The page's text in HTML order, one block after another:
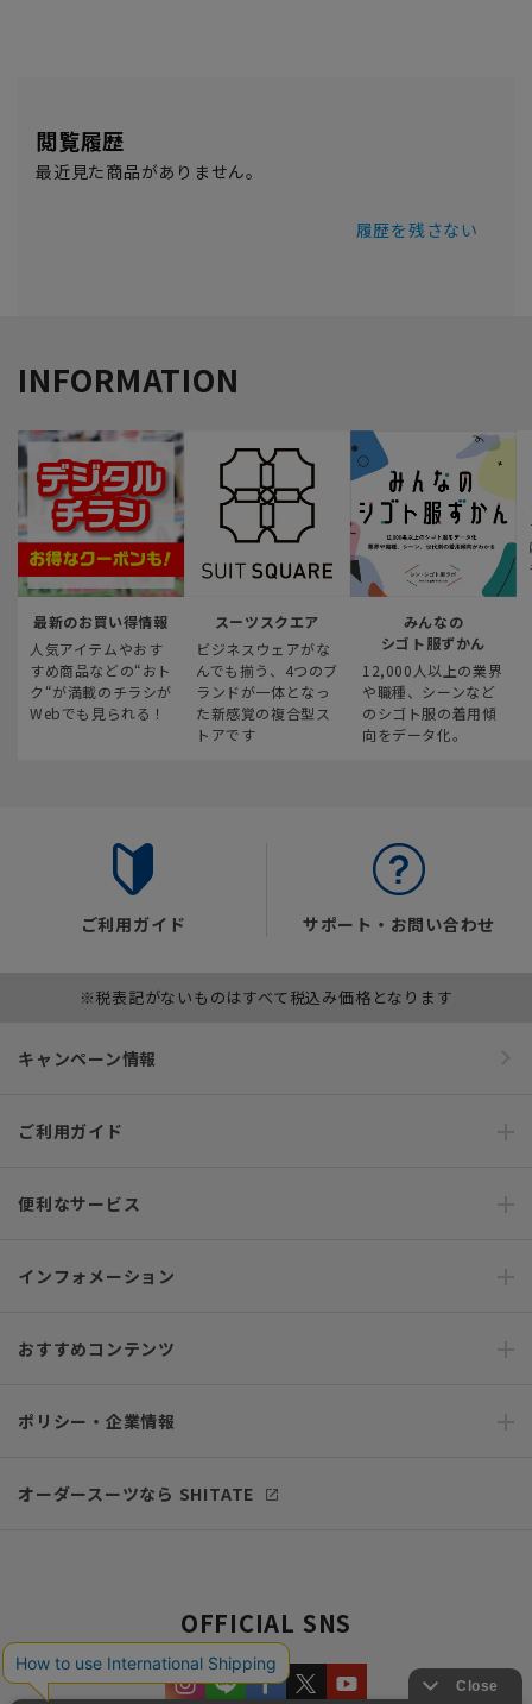
閲覧履歴
最近見た商品がありません。
履歴を残さない
INFORMATION
最新のお買い得情報
人気アイテムやおす
すめ商品などの“おト
ク“が満載のチラシが
Webでも見られる！
スーツスクエア
ビジネスウェアがな
んでも揃う、4つのブ
ランドが一体となっ
た新感覚の複合型ス
トアです
みんなの
シゴト服ずかん
12,000人以上の業界
や職種、シーンなど
のシゴト服の着用傾
向をデータ化。
ご利用ガイド サポート・お問い合わせ
※税表記がないものはすべて税込み価格となります
キャンペーン情報
ご利用ガイド
便利なサービス
インフォメーション
おすすめコンテンツ
ポリシー・企業情報
オーダースーツなら SHITATE
OFFICIAL SNS